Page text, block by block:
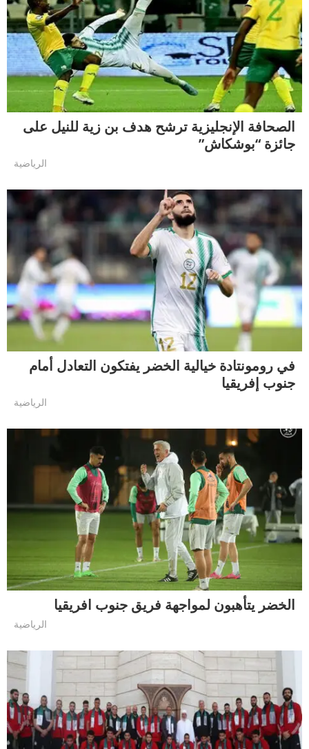
الصحافة الإنجليزية ترشح هدف بن زية للنيل على
جائزة “بوشكاش”
الرياضية
في رومونتادة خيالية الخضر يفتكون التعادل أمام
جنوب إفريقيا
الرياضية
الخضر يتأهبون لمواجهة فريق جنوب افريقيا
الرياضية